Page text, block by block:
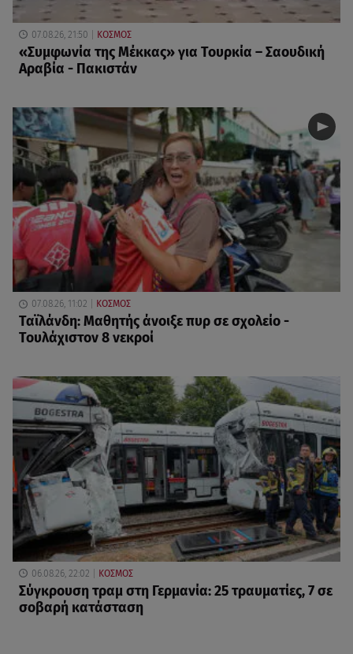
07.08.26, 21:50 ΚΟΣΜΟΣ
«Συμφωνία της Μέκκας» για Τουρκία – Σαουδική
Αραβία - Πακιστάν
07.08.26, 11:02 ΚΟΣΜΟΣ
Ταϊλάνδη: Μαθητής άνοιξε πυρ σε σχολείο -
Τουλάχιστον 8 νεκροί
06.08.26, 22:02 ΚΟΣΜΟΣ
Σύγκρουση τραμ στη Γερμανία: 25 τραυματίες, 7 σε
σοβαρή κατάσταση